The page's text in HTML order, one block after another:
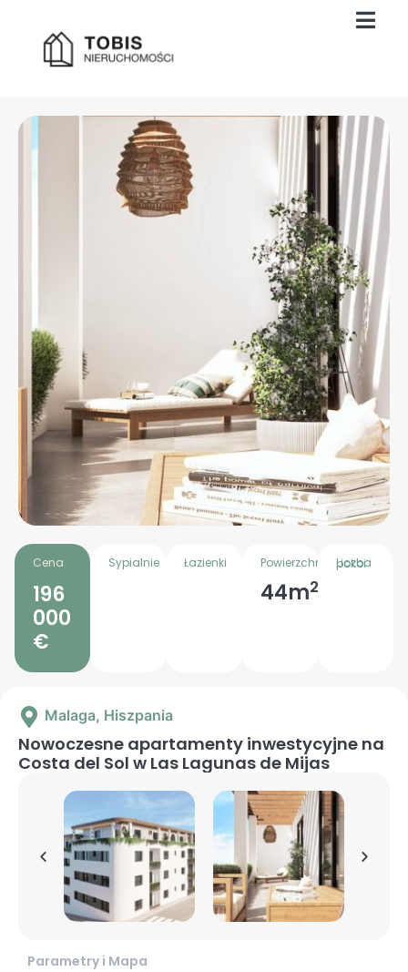
Cena
196
000
€
Sypialnie Łazienki Powierzchnia
44m2
Liczba pokoi
Malaga, Hiszpania
Nowoczesne apartamenty inwestycyjne na
Costa del Sol w Las Lagunas de Mijas
Parametry i Mapa